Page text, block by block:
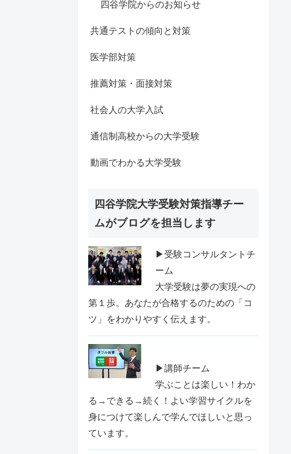
四谷学院からのお知らせ
共通テストの傾向と対策
医学部対策
推薦対策・面接対策
社会人の大学入試
通信制高校からの大学受験
動画でわかる大学受験
四谷学院大学受験対策指導チー
ムがブログを担当します
▶受験コンサルタントチ
ーム
大学受験は夢の実現への
第１歩。あなたが合格するのための「コ
ツ」をわかりやすく伝えます。
▶講師チーム
学ぶことは楽しい！わか
る→できる→続く！よい学習サイクルを
身につけて楽しんで学んでほしいと思っ
ています。